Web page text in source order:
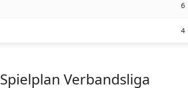
6
4
Spielplan Verbandsliga